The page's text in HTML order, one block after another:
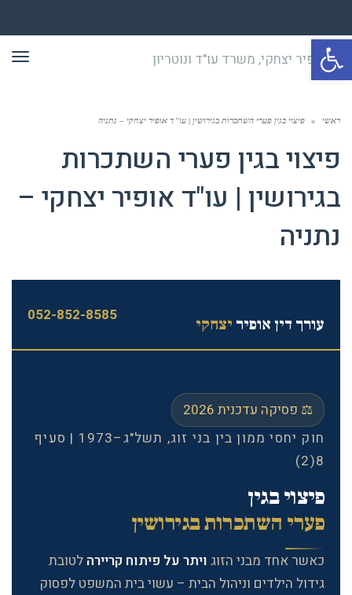
פתח סרגל נגישות
ראשי » פיצוי בגין פערי השתכרות בגירושין | עו"ד אופיר יצחקי – נתניה
פיצוי בגין פערי השתכרות
בגירושין | עו"ד אופיר יצחקי –
נתניה
עורך דין אופיריצחקי 052-852-8585
⚖️ פסיקה עדכנית 2026
חוק יחסי ממון בין בני זוג, תשל"ג–1973 | סעיף
8(2)
פיצוי בגין
פערי השתכרות בגירושין
כאשר אחד מבני הזוג ויתר על פיתוח קריירה לטובת
גידול הילדים וניהול הבית – עשוי בית המשפט לפסוק